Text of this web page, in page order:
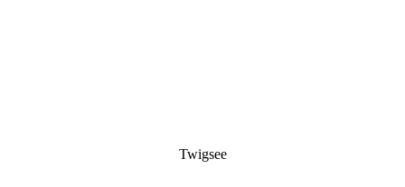
Twigsee